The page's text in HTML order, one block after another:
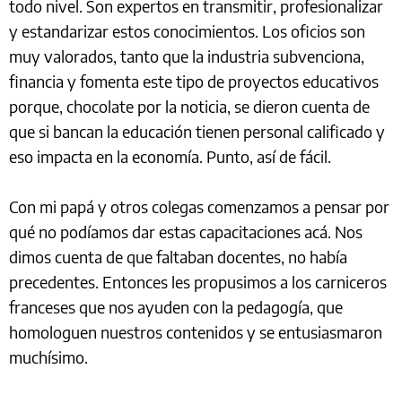
todo nivel. Son expertos en transmitir, profesionalizar
y estandarizar estos conocimientos. Los oficios son
muy valorados, tanto que la industria subvenciona,
financia y fomenta este tipo de proyectos educativos
porque, chocolate por la noticia, se dieron cuenta de
que si bancan la educación tienen personal calificado y
eso impacta en la economía. Punto, así de fácil.
Con mi papá y otros colegas comenzamos a pensar por
qué no podíamos dar estas capacitaciones acá. Nos
dimos cuenta de que faltaban docentes, no había
precedentes. Entonces les propusimos a los carniceros
franceses que nos ayuden con la pedagogía, que
homologuen nuestros contenidos y se entusiasmaron
muchísimo.